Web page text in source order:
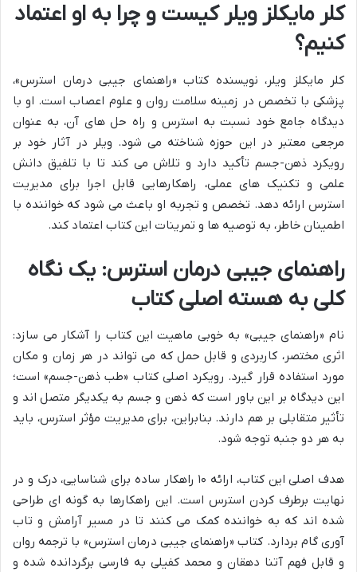
کلر مایکلز ویلر کیست و چرا به او اعتماد
کنیم؟
کلر مایکلز ویلر، نویسنده کتاب «راهنمای جیبی درمان استرس»،
پزشکی با تخصص در زمینه سلامت روان و علوم اعصاب است. او با
دیدگاه جامع خود نسبت به استرس و راه حل های آن، به عنوان
مرجعی معتبر در این حوزه شناخته می شود. ویلر در آثار خود بر
رویکرد ذهن-جسم تأکید دارد و تلاش می کند تا با تلفیق دانش
علمی و تکنیک های عملی، راهکارهایی قابل اجرا برای مدیریت
استرس ارائه دهد. تخصص و تجربه او باعث می شود که خواننده با
اطمینان خاطر، به توصیه ها و تمرینات این کتاب اعتماد کند.
راهنمای جیبی درمان استرس: یک نگاه
کلی به هسته اصلی کتاب
نام «راهنمای جیبی» به خوبی ماهیت این کتاب را آشکار می سازد:
اثری مختصر، کاربردی و قابل حمل که می تواند در هر زمان و مکان
مورد استفاده قرار گیرد. رویکرد اصلی کتاب «طب ذهن-جسم» است؛
این دیدگاه بر این باور است که ذهن و جسم به یکدیگر متصل اند و
تأثیر متقابلی بر هم دارند. بنابراین، برای مدیریت مؤثر استرس، باید
به هر دو جنبه توجه شود.
هدف اصلی این کتاب، ارائه ۱۰ راهکار ساده برای شناسایی، درک و در
نهایت برطرف کردن استرس است. این راهکارها به گونه ای طراحی
شده اند که به خواننده کمک می کنند تا در مسیر آرامش و تاب
آوری گام بردارد. کتاب «راهنمای جیبی درمان استرس» با ترجمه روان
و قابل فهم آتنا دهقان و محمد کفیلی به فارسی برگردانده شده و